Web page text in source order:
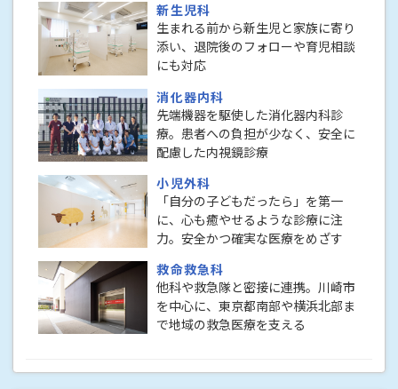
新生児科
生まれる前から新生児と家族に寄り
添い、退院後のフォローや育児相談
にも対応
消化器内科
先端機器を駆使した消化器内科診
療。患者への負担が少なく、安全に
配慮した内視鏡診療
小児外科
「自分の子どもだったら」を第一
に、心も癒やせるような診療に注
力。安全かつ確実な医療をめざす
救命救急科
他科や救急隊と密接に連携。川崎市
を中心に、東京都南部や横浜北部ま
で地域の救急医療を支える